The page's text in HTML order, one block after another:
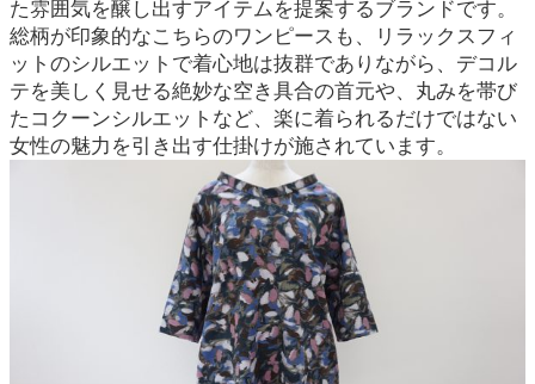
た雰囲気を醸し出すアイテムを提案するブランドです。
総柄が印象的なこちらのワンピースも、リラックスフィ
ットのシルエットで着心地は抜群でありながら、デコル
テを美しく見せる絶妙な空き具合の首元や、丸みを帯び
たコクーンシルエットなど、楽に着られるだけではない
女性の魅力を引き出す仕掛けが施されています。